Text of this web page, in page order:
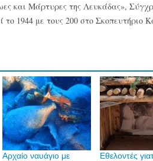
και Μάρτυρες της Λευκάδας»,
το 1944 με τους 200 στο Σκοπευτήριο
Αρχαίο ναυάγιο με
Εθελοντές